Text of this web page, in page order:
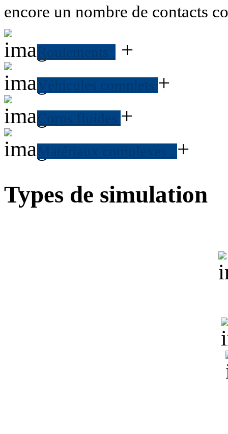
encore un nombre de contacts
Roulements . +
Véhicules complets +
Corps fluides +
Matériaux complexes . +
Types de simulation